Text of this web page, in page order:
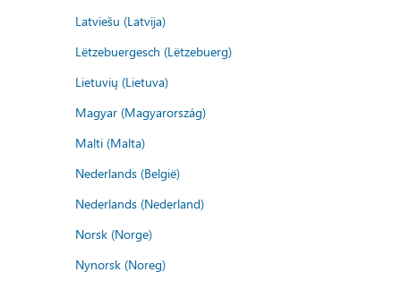
Latviešu (Latvija)
Lëtzebuergesch (Lëtzebuerg)
Lietuvių (Lietuva)
Magyar (Magyarország)
Malti (Malta)
Nederlands (België)
Nederlands (Nederland)
Norsk (Norge)
Nynorsk (Noreg)